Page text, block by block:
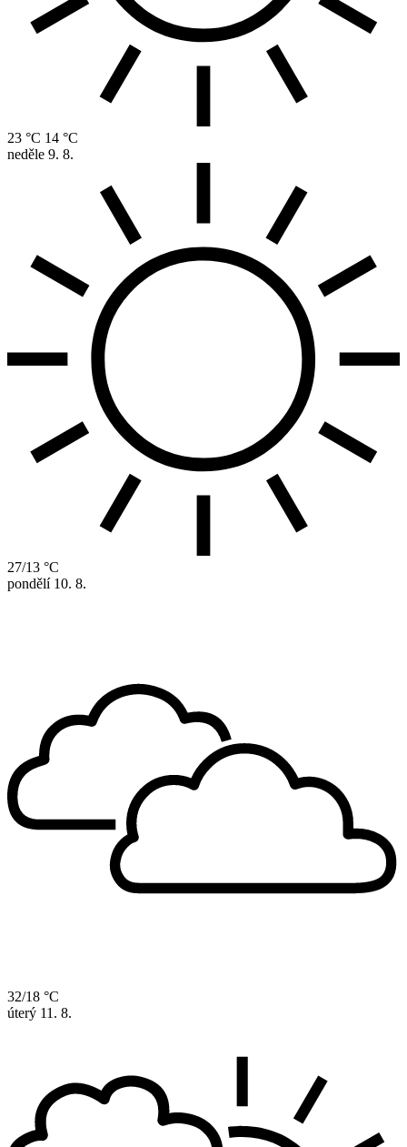
23 °C 14 °C
neděle 9. 8.
27/13 °C
pondělí 10. 8.
32/18 °C
úterý 11. 8.